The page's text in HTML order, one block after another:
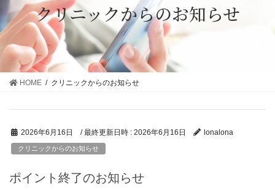
ッ
プ
移
動
クリニックからのお知らせ
HOME クリニックからのお知らせ
2026年6月16日 / 最終更新日時 : 2026年6月16日 lonalona
クリニックからのお知らせ
ポイント終了のお知らせ